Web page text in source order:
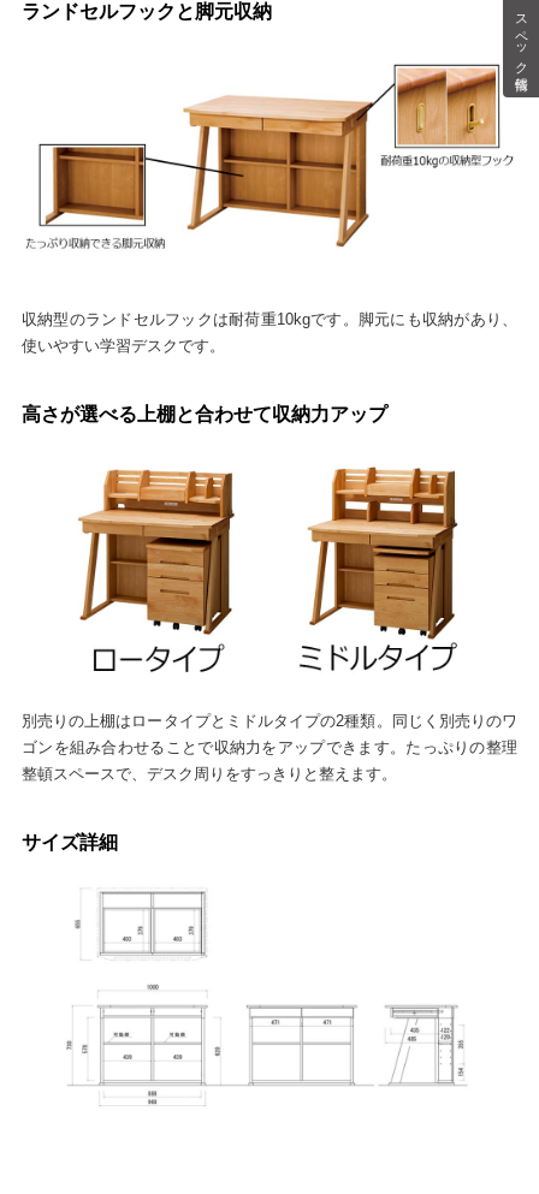
スペック情報
ランドセルフックと脚元収納
収納型のランドセルフックは耐荷重10kgです。脚元にも収納があり、
使いやすい学習デスクです。
高さが選べる上棚と合わせて収納力アップ
別売りの上棚はロータイプとミドルタイプの2種類。同じく別売りのワ
ゴンを組み合わせることで収納力をアップできます。たっぷりの整理
整頓スペースで、デスク周りをすっきりと整えます。
サイズ詳細